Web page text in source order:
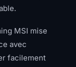
MSI mise
avec
facilement